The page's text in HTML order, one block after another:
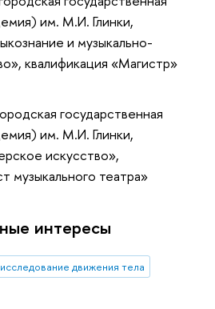
им. М.И. Глинки,
и музыкально-
квалификация «Магистр»
государственная
им. М.И. Глинки,
искусство»,
музыкального театра»
интересы
исследование движения тела